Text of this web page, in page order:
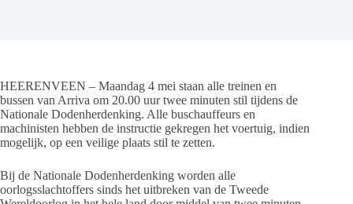
HEERENVEEN – Maandag 4 mei staan alle treinen en
bussen van Arriva om 20.00 uur twee minuten stil tijdens de
Nationale Dodenherdenking. Alle buschauffeurs en
machinisten hebben de instructie gekregen het voertuig, indien
mogelijk, op een veilige plaats stil te zetten.
Bij de Nationale Dodenherdenking worden alle
oorlogsslachtoffers sinds het uitbreken van de Tweede